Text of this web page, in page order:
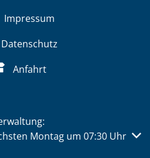
Impressum
Datenschutz
Anfahrt
oder Schließzeiten
Montag um 07:30 Uhr